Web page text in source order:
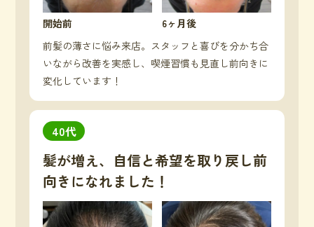
開始前
6ヶ月後
前髪の薄さに悩み来店。スタッフと喜びを分かち合
いながら改善を実感し、喫煙習慣も見直し前向きに
変化しています！
40代
髪が増え、自信と希望を取り戻し前
向きになれました！